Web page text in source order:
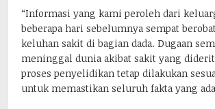
“Informasi yang kami peroleh dari
beberapa hari sebelumnya sempat
keluhan sakit di bagian dada. Dugaan
meninggal dunia akibat sakit yang
proses penyelidikan tetap dilakukan
untuk memastikan seluruh fakta yang